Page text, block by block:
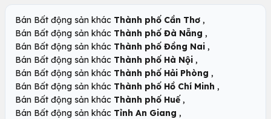
Bán Bất động sản khác Thành phố Cần Thơ ,
Bán Bất động sản khác Thành phố Đà Nẵng ,
Bán Bất động sản khác Thành phố Đồng Nai ,
Bán Bất động sản khác Thành phố Hà Nội ,
Bán Bất động sản khác Thành phố Hải Phòng ,
Bán Bất động sản khác Thành phố Hồ Chí Minh ,
Bán Bất động sản khác Thành phố Huế ,
Bán Bất động sản khác Tỉnh An Giang ,